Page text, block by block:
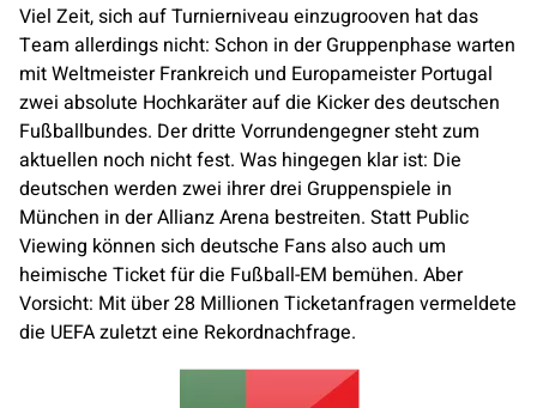
Viel Zeit, sich auf Turnierniveau einzugrooven hat das
Team allerdings nicht: Schon in der Gruppenphase warten
mit Weltmeister Frankreich und Europameister Portugal
zwei absolute Hochkaräter auf die Kicker des deutschen
Fußballbundes. Der dritte Vorrundengegner steht zum
aktuellen noch nicht fest. Was hingegen klar ist: Die
deutschen werden zwei ihrer drei Gruppenspiele in
München in der Allianz Arena bestreiten. Statt Public
Viewing können sich deutsche Fans also auch um
heimische Ticket für die Fußball-EM bemühen. Aber
Vorsicht: Mit über 28 Millionen Ticketanfragen vermeldete
die UEFA zuletzt eine Rekordnachfrage.